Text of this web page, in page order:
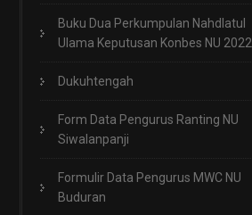
Buku Dua Perkumpulan Nahdlatul
Ulama Keputusan Konbes NU 2022
Dukuhtengah
Form Data Pengurus Ranting NU
Siwalanpanji
Formulir Data Pengurus MWC NU
Buduran